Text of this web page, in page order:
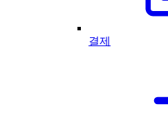
결제